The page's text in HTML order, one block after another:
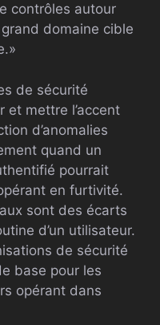
contrôles autour
domaine cible
de sécurité
et mettre l’accent
d’anomalies
quand un
pourrait
en furtivité.
sont des écarts
d’un utilisateur.
de sécurité
base pour les
opérant dans